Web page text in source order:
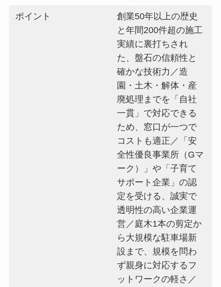
ポイント
創業50年以上の歴史
と年間200件超の施工
実績に裏打ちされ
た、盤石の信頼性と
確かな技術力／造
園・土木・解体・産
廃処理までを「自社
一貫」で対応できる
ため、窓口が一つで
コストも適正／「安
全性優良事業所（Gマ
ーク）」や「子育て
サポート企業」の認
定を受ける、誠実で
透明性の高い企業運
営／庭木1本の剪定か
ら大規模な駐車場新
設まで、規模を問わ
ず親身に対応するフ
ットワークの軽さ／